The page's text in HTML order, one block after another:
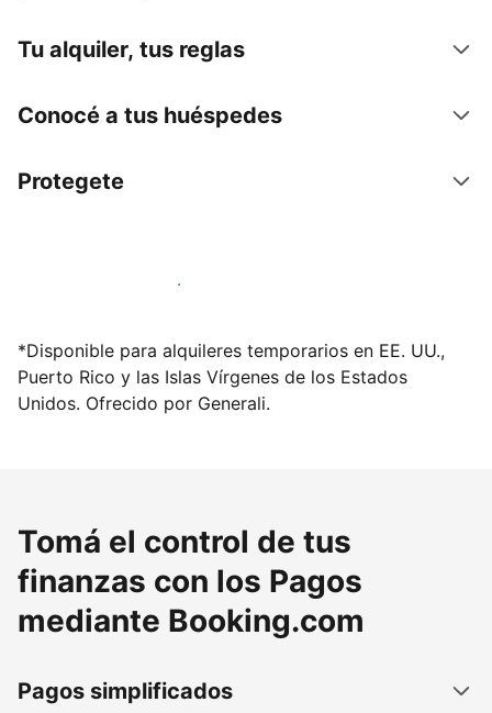
Tu alquiler, tus reglas
Conocé a tus huéspedes
Protegete
Publicá en nuestra plataforma hoy
*Disponible para alquileres temporarios en EE. UU.,
Puerto Rico y las Islas Vírgenes de los Estados
Unidos. Ofrecido por Generali.
Tomá el control de tus
finanzas con los Pagos
mediante Booking.com
Pagos simplificados